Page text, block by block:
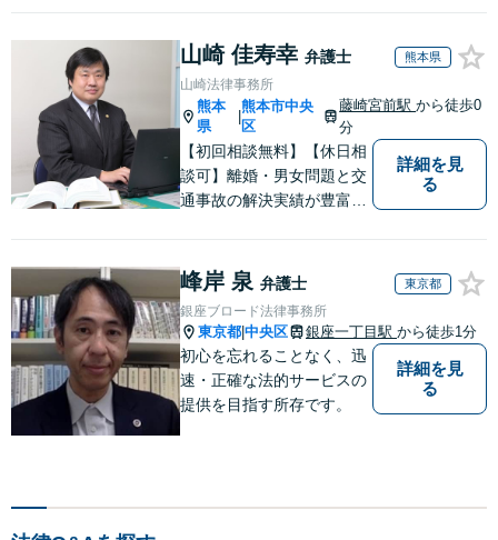
離婚に関するお悩
みは、お気軽にご
ディア出演】【早
朝・夜間対応可】
【江戸川区内出張サー
しい地域の皆さまも、
せください【メディア
出演】【早朝・夜間・
休日対応可】
山崎 佳寿幸 弁護士 熊本県
山崎法律事務所
熊本
県
熊本市中央
区
藤崎宮前駅から徒歩0
分
【初回相談無料】【休日相
談可】離婚・男女問題と交
通事故の解決実績が豊富。
たします。企業法務のご相
談もお任せください。【熊
本市中心部】地域に密着し
た町医者みたいな弁護士で
す。
詳細を見
る
峰岸 泉 弁護士 東京都
銀座ブロード法律事務所
東京都 中央区 銀座一丁目駅 から徒歩1分
初心を忘れることなく、迅
速・正確な法的サービスの
提供を目指す所存です。
詳細を見
る